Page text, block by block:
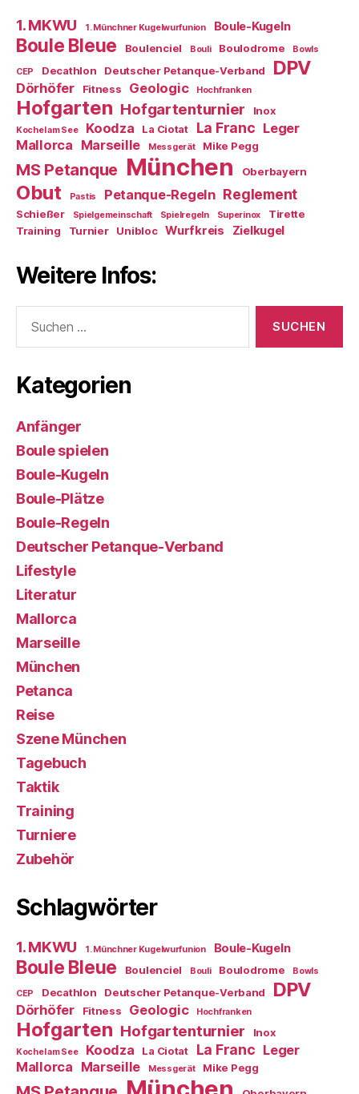
1. MKWU 1. Münchner Kugelwurfunion Boule-Kugeln
Boule Bleue Boulenciel Bouli Boulodrome Bowls
CEP Decathlon Deutscher Petanque-Verband DPV
Dörhöfer Fitness Geologic Hochfranken
Hofgarten Hofgartenturnier Inox
Kochel am See Koodza La Ciotat La Franc Leger
Mallorca Marseille Messgerät Mike Pegg
MS Petanque München Oberbayern
Obut Pastis Petanque-Regeln Reglement
Schießer Spielgemeinschaft Spielregeln Superinox
Tirette
Training
Turnier Unibloc Wurfkreis Zielkugel
Weitere Infos:
nach:
Kategorien
Anfänger
Boule spielen
Boule-Kugeln
Boule-Plätze
Boule-Regeln
Deutscher Petanque-Verband
Lifestyle
Literatur
Mallorca
Marseille
München
Petanca
Reise
Szene München
Tagebuch
Taktik
Training
Turniere
Zubehör
Schlagwörter
1. MKWU 1. Münchner Kugelwurfunion Boule-Kugeln
Boule Bleue Boulenciel Bouli Boulodrome Bowls
CEP Decathlon Deutscher Petanque-Verband DPV
Dörhöfer Fitness Geologic Hochfranken
Hofgarten Hofgartenturnier Inox
Kochel am See Koodza La Ciotat La Franc Leger
Mallorca Marseille Messgerät Mike Pegg
München